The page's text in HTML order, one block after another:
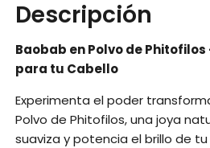
Descripción
Baobab en Polvo de
para tu Cabello
Experimenta el poder
Polvo de Phitofilos, una joya
suaviza y potencia el brillo de